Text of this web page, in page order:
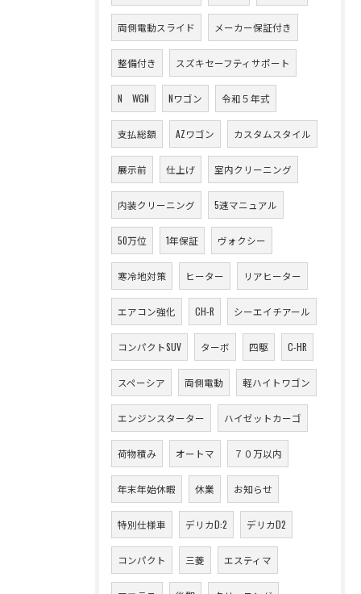
両側電動スライド メーカー保証付き
整備付き スズキセーフティサポート
N WGN Nワゴン 令和５年式
支払総額 AZワゴン カスタムスタイル
展示前 仕上げ 室内クリーニング
内装クリーニング 5速マニュアル
50万位 1年保証 ヴォクシー
寒冷地対策 ヒーター リアヒーター
エアコン強化 CH-R シーエイチアール
コンパクトSUV ターボ 四駆 C-HR
スペーシア 両側電動 軽ハイトワゴン
エンジンスターター ハイゼットカーゴ
荷物積み オートマ ７０万以内
年末年始休暇 休業 お知らせ
特別仕様車 デリカD:2 デリカD2
コンパクト 三菱 エスティマ